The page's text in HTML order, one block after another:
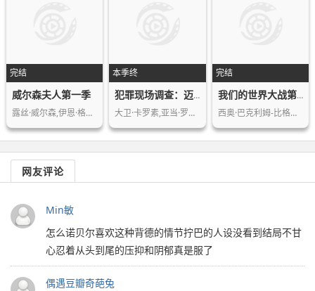
完结
威尔森夫人第一季
露丝·威尔森,伊恩·格雷,奥托·法兰特…
本季终
犯罪现场调查：迈阿密篇第二季
大卫·卡罗素,亚当·罗德里格兹,艾米丽…
完结
我们的世界大战第一季
西奥·巴克利姆-比格斯,杰佛逊·豪尔
网友评论
Min敏
怎么诺贝尔喜欢这种背德的情节拧巴的人设没看到结局不甘
心忍着从头到尾的压抑和阴郁真是服了
偶遇豆瓣奇葩兔